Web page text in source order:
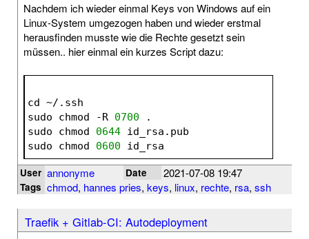
Nachdem ich wieder einmal Keys von Windows auf ein
Linux-System umgezogen haben und wieder erstmal
herausfinden musste wie die Rechte gesetzt sein
müssen.. hier einmal ein kurzes Script dazu:
cd ~/.ssh
sudo chmod -R 0700 .
sudo chmod 0644 id_rsa.pub
sudo chmod 0600 id_rsa
User annonyme Date 2021-07-08 19:47
Tags chmod, hannes pries, keys, linux, rechte, rsa, ssh
Traefik + Gitlab-CI: Autodeployment